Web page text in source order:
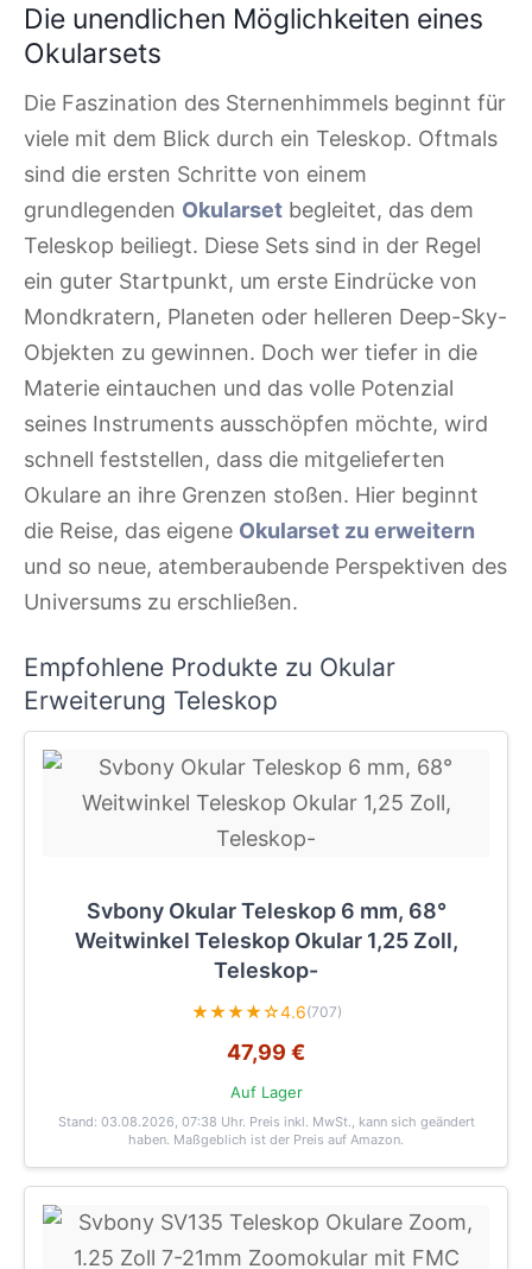
Die unendlichen Möglichkeiten eines
Okularsets
Die Faszination des Sternenhimmels beginnt für
viele mit dem Blick durch ein Teleskop. Oftmals
sind die ersten Schritte von einem
grundlegenden Okularset begleitet, das dem
Teleskop beiliegt. Diese Sets sind in der Regel
ein guter Startpunkt, um erste Eindrücke von
Mondkratern, Planeten oder helleren Deep-Sky-
Objekten zu gewinnen. Doch wer tiefer in die
Materie eintauchen und das volle Potenzial
seines Instruments ausschöpfen möchte, wird
schnell feststellen, dass die mitgelieferten
Okulare an ihre Grenzen stoßen. Hier beginnt
die Reise, das eigene Okularset zu erweitern
und so neue, atemberaubende Perspektiven des
Universums zu erschließen.
Empfohlene Produkte zu Okular
Erweiterung Teleskop
Svbony Okular Teleskop 6 mm, 68°
Weitwinkel Teleskop Okular 1,25 Zoll,
Teleskop-
★★★★☆4.6(707)
47,99 €
Auf Lager
Stand: 03.08.2026, 07:38 Uhr. Preis inkl. MwSt., kann sich geändert
haben. Maßgeblich ist der Preis auf Amazon.